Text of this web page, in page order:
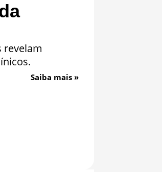
revelam
Saiba mais »